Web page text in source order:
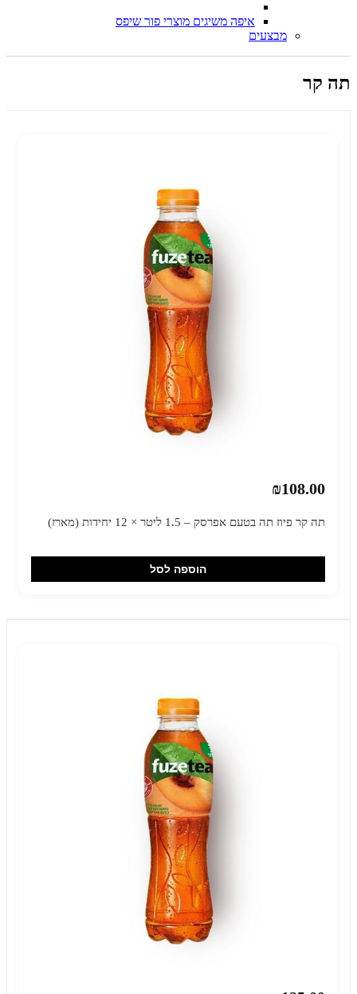
איפה משיגים מוצרי פור שיפס
מבצעים
תה קר
₪108.00
תה קר פיוז תה בטעם אפרסק – 1.5 ליטר × 12 יחידות (מארז)
הוספה לסל